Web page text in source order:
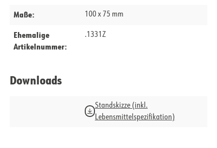
Maße: 100 x 75 mm
Ehemalige
Artikelnummer:
.1331Z
Downloads
Standskizze (inkl.
Lebensmittelspezifikation)